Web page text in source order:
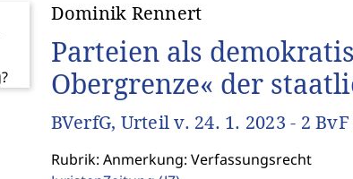
Dominik Rennert
Parteien als
Obergrenze« der
BVerfG, Urteil v. 24. 1. 2023 - 2
Rubrik: Anmerkung: Verfassungsrecht